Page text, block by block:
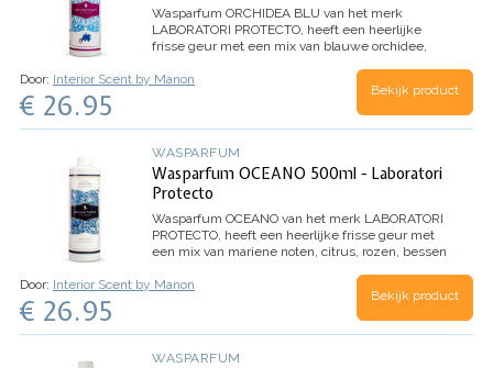
Wasparfum ORCHIDEA BLU van het merk
LABORATORI PROTECTO, heeft een heerlijke
frisse geur met een mix van blauwe orchidee,
100 wasbeurten)
Door: Interior Scent by Manon
€ 26.95 Bekijk product
WASPARFUM
Wasparfum OCEANO 500ml - Laboratori
Protecto
Wasparfum OCEANO van het merk LABORATORI
PROTECTO, heeft een heerlijke frisse geur met
een mix van mariene noten, citrus, rozen, bessen
wasbeurten)
Door: Interior Scent by Manon
€ 26.95 Bekijk product
WASPARFUM